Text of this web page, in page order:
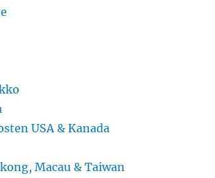
USA & Kanada
Macau & Taiwan